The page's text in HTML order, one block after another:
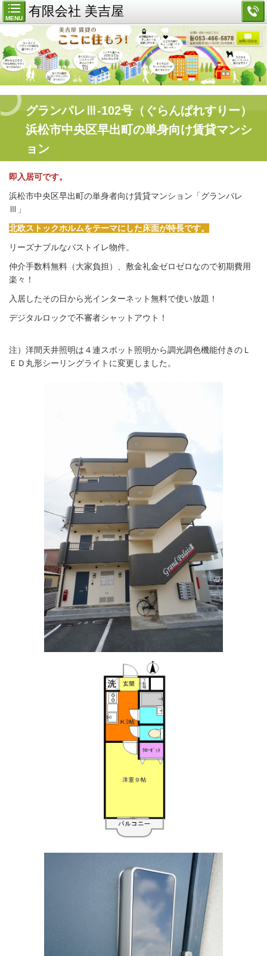
MENU 有限会社 美吉屋
グランパレⅢ-102号（ぐらんぱれすりー）
浜松市中央区早出町の単身向け賃貸マンシ
ョン
即入居可です。
浜松市中央区早出町の単身者向け賃貸マンション「グランパレ
Ⅲ」
北欧ストックホルムをテーマにした床面が特長です。
リーズナブルなバストイレ物件。
仲介手数料無料（大家負担）、敷金礼金ゼロゼロなので初期費用
楽々！
入居したその日から光インターネット無料で使い放題！
デジタルロックで不審者シャットアウト！
注）洋間天井照明は４連スポット照明から調光調色機能付きのＬ
ＥＤ丸形シーリングライトに変更しました。